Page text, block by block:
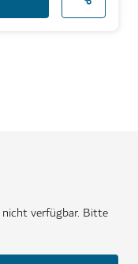
verfügbar. Bitte